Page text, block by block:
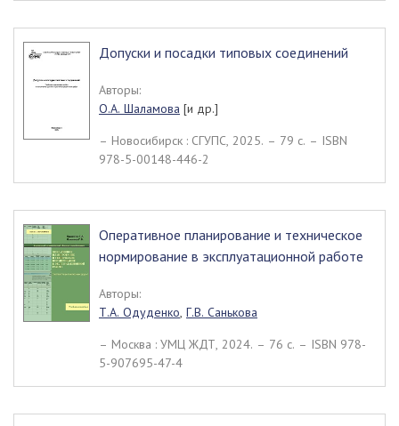
Допуски и посадки типовых соединений
Авторы:
О.А. Шаламова [и др.]
– Новосибирск : СГУПС, 2025. – 79 c. – ISBN
978-5-00148-446-2
Оперативное планирование и техническое
нормирование в эксплуатационной работе
Авторы:
Т.А. Одуденко, Г.В. Санькова
– Москва : УМЦ ЖДТ, 2024. – 76 c. – ISBN 978-
5-907695-47-4